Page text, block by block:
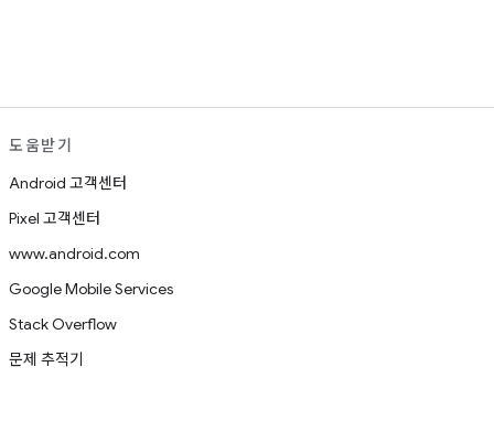
도움받기
Android 고객센터
Pixel 고객센터
www.android.com
Google Mobile Services
Stack Overflow
문제 추적기